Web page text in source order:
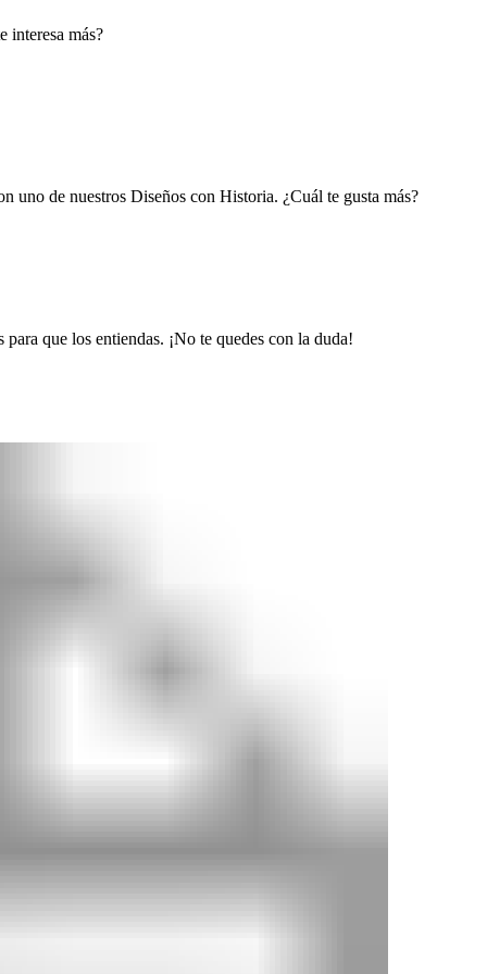
interesa más?
uno de nuestros Diseños con Historia. ¿Cuál te gusta más?
que los entiendas. ¡No te quedes con la duda!